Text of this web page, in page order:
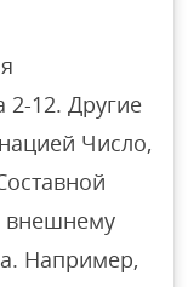
2-12. Другие
Число,
внешнему
Например,